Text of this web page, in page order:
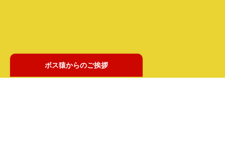
ボス猿からのご挨拶